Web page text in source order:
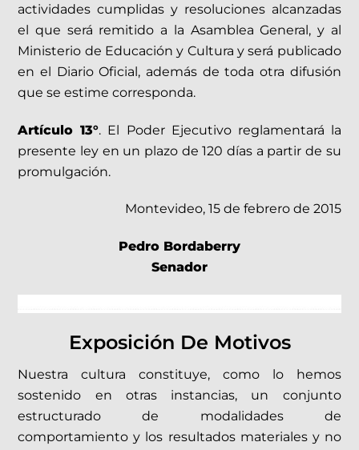
actividades cumplidas y resoluciones alcanzadas
el que será remitido a la Asamblea General, y al
Ministerio de Educación y Cultura y será publicado
en el Diario Oficial, además de toda otra difusión
que se estime corresponda.
Artículo 13°. El Poder Ejecutivo reglamentará la
presente ley en un plazo de 120 días a partir de su
promulgación.
Montevideo, 15 de febrero de 2015
Pedro Bordaberry
Senador
Exposición De Motivos
Nuestra cultura constituye, como lo hemos
sostenido en otras instancias, un conjunto
estructurado de modalidades de
comportamiento y los resultados materiales y no